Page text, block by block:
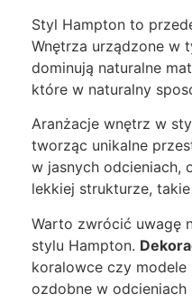
Styl Hampton to
Wnętrza urządzone w
dominują naturalne
które w naturalny
Aranżacje wnętrz w
tworząc unikalne
w jasnych odcieniach,
lekkiej strukturze,
Warto zwrócić uwagę
stylu Hampton.
koralowce czy
ozdobne w odcieniach